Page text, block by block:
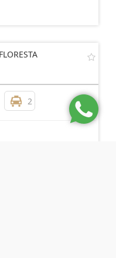
2